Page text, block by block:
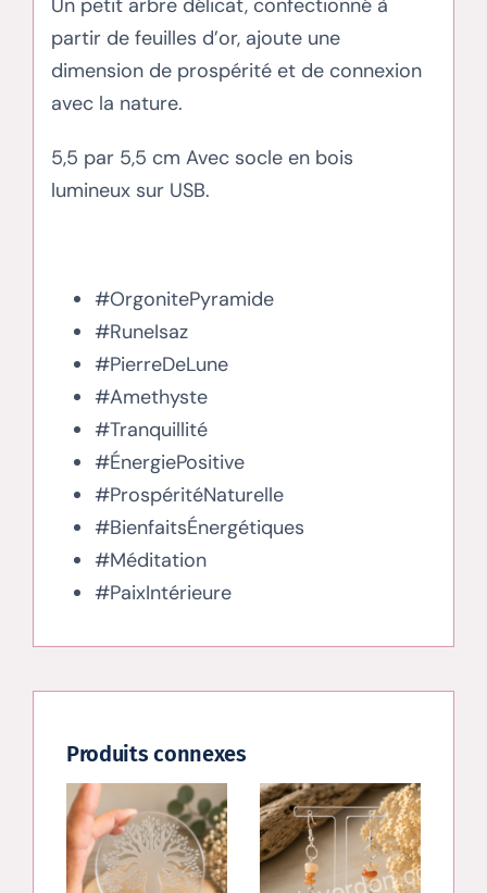
partir de feuilles d’or, ajoute une
dimension de prospérité et de connexion
avec la nature.
5,5 par 5,5 cm Avec socle en bois
lumineux sur USB.
#OrgonitePyramide
#RuneIsaz
#PierreDeLune
#Amethyste
#Tranquillité
#ÉnergiePositive
#ProspéritéNaturelle
#BienfaitsÉnergétiques
#Méditation
#PaixIntérieure
Produits connexes